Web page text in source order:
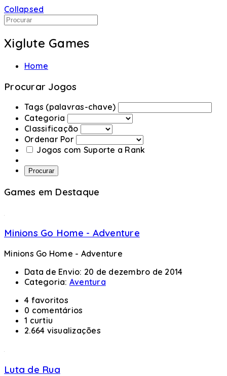
Collapsed
Xiglute Games
Home
Procurar Jogos
Tags (palavras-chave)
Categoria
Classificação
Ordenar Por
Jogos com Suporte a Rank
Procurar
Games em Destaque
Minions Go Home - Adventure
Minions Go Home - Adventure
Data de Envio: 20 de dezembro de 2014
Categoria: Aventura
4 favoritos
0 comentários
1 curtiu
2.664 visualizações
Luta de Rua